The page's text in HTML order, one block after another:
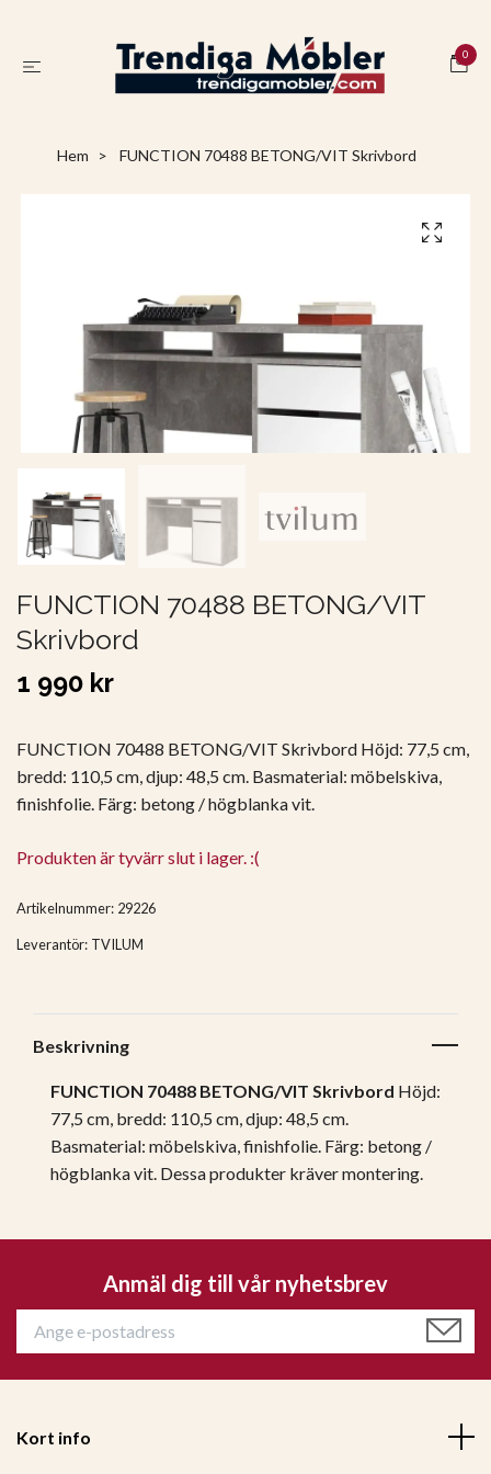
0
Hem FUNCTION 70488 BETONG/VIT Skrivbord
FUNCTION 70488 BETONG/VIT
Skrivbord
1 990 kr
FUNCTION 70488 BETONG/VIT Skrivbord Höjd: 77,5 cm,
bredd: 110,5 cm, djup: 48,5 cm. Basmaterial: möbelskiva,
finishfolie. Färg: betong / högblanka vit.
Produkten är tyvärr slut i lager. :(
Artikelnummer: 29226
Leverantör: TVILUM
Beskrivning
FUNCTION 70488 BETONG/VIT Skrivbord Höjd:
77,5 cm, bredd: 110,5 cm, djup: 48,5 cm.
Basmaterial: möbelskiva, finishfolie. Färg: betong /
högblanka vit. Dessa produkter kräver montering.
Anmäl dig till vår nyhetsbrev
Kort info